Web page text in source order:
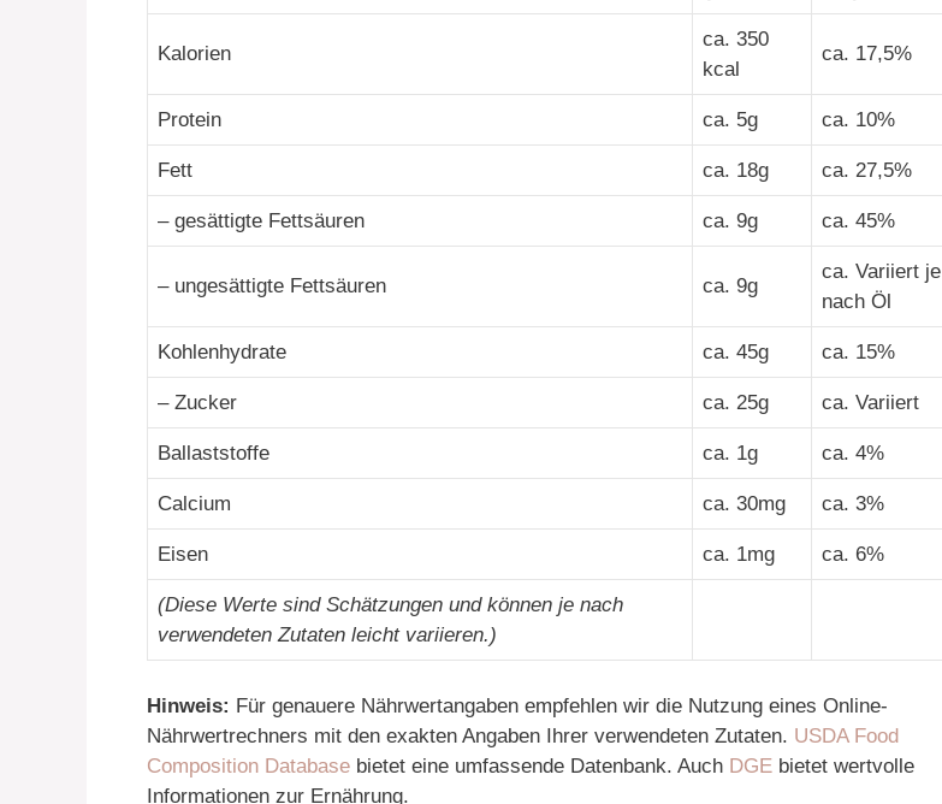
Kalorien
ca. 350
kcal
ca. 17,5%
Protein ca. 5g ca. 10%
Fett ca. 18g ca. 27,5%
– gesättigte Fettsäuren ca. 9g ca. 45%
– ungesättigte Fettsäuren ca. 9g
ca. Variiert je
nach Öl
Kohlenhydrate ca. 45g ca. 15%
– Zucker ca. 25g ca. Variiert
Ballaststoffe ca. 1g ca. 4%
Calcium ca. 30mg ca. 3%
Eisen ca. 1mg ca. 6%
(Diese Werte sind Schätzungen und können je nach
verwendeten Zutaten leicht variieren.)
Hinweis: Für genauere Nährwertangaben empfehlen wir die Nutzung eines Online-
Nährwertrechners mit den exakten Angaben Ihrer verwendeten Zutaten. USDA Food
Composition Database bietet eine umfassende Datenbank. Auch DGE bietet wertvolle
Informationen zur Ernährung.